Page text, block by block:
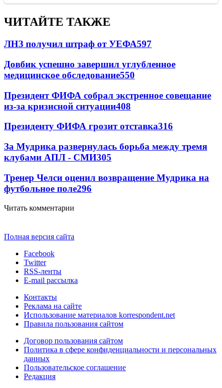
ЧИТАЙТЕ ТАКЖЕ
ЛНЗ получил штраф от УЕФА597
Довбик успешно завершил углубленное
медицинское обследование550
Президент ФИФА собрал экстренное совещание
из-за кризисной ситуации408
Президенту ФИФА грозит отставка316
За Мудрика развернулась борьба между тремя
клубами АПЛ - СМИ305
Тренер Челси оценил возвращение Мудрика на
футбольное поле296
Читать комментарии
Полная версия сайта
Facebook
Twitter
RSS-ленты
E-mail рассылка
Контакты
Реклама на сайте
Использование материалов korrespondent.net
Правила пользования сайтом
Договор пользования сайтом
Политика в сфере конфиденциальности и персональных
данных
Пользовательское соглашение
Редакция